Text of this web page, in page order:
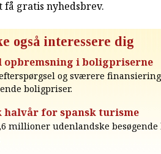
gratis nyhedsbrev.
også interessere dig
opbremsning i boligpriserne
og sværere
boligpriser.
halvår for spansk turisme
millioner udenlandske